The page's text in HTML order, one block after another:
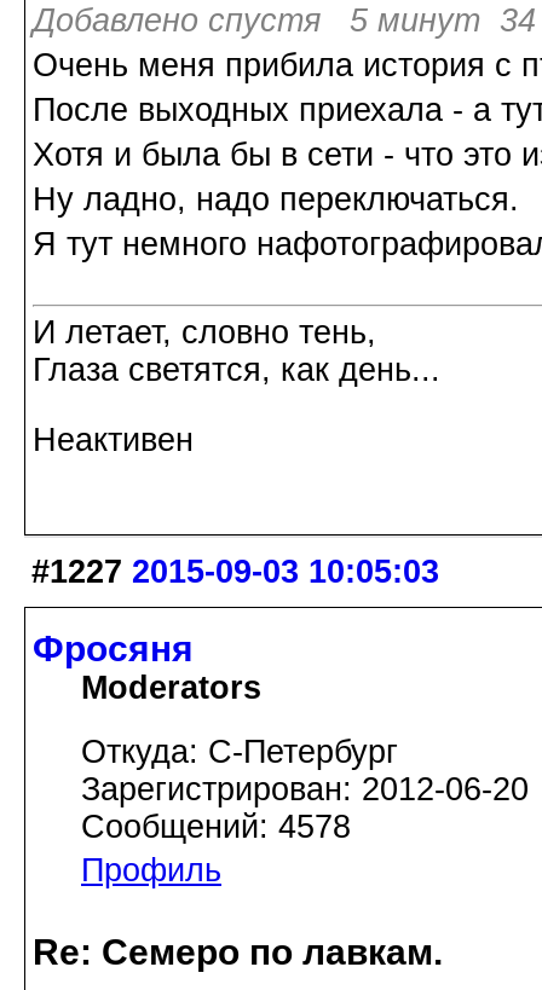
Добавлено спустя 5 минут 34
Очень меня прибила история с
После выходных приехала - а
Хотя и была бы в сети - что это
Ну ладно, надо переключаться.
Я тут немного
И летает, словно тень,
Глаза светятся, как день...
Неактивен
#1227 2015-09-03 10:05:03
Фросяня
Moderators
Откуда: С-Петербург
Зарегистрирован: 2012-06-20
Сообщений: 4578
Профиль
Re: Семеро по лавкам.